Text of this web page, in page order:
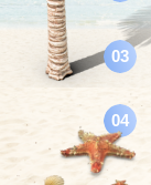
04
03